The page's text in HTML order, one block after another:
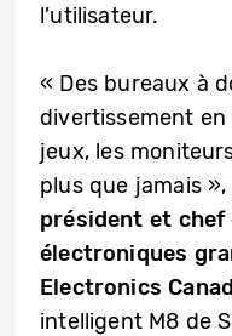
l’utilisateur.
« Des bureaux à
divertissement
jeux, les
plus que jamais
président et
électroniques
Electronics
intelligent M8 de